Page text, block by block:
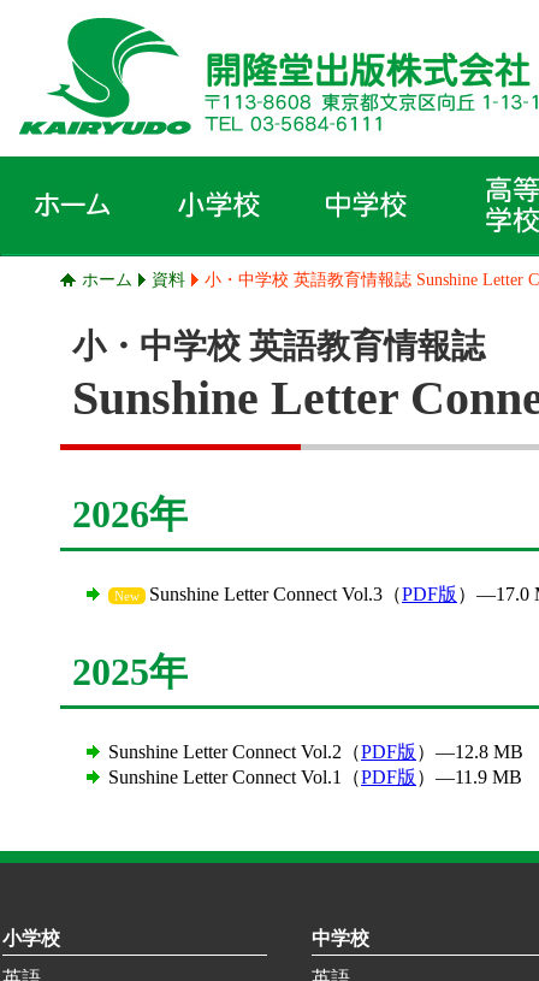
ホーム 資料 小・中学校 英語教育情報誌 Sunshine Letter
小・中学校 英語教育情報誌
Sunshine Letter
2026年
New Sunshine Letter Connect Vol.3（PDF版 ）―17.0
2025年
Sunshine Letter Connect Vol.2（PDF版 ）―12.8 MB
Sunshine Letter Connect Vol.1（PDF版 ）―11.9 MB
小学校
中学校